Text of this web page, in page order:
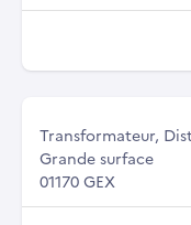
Transformateur,
Grande surface
01170 GEX